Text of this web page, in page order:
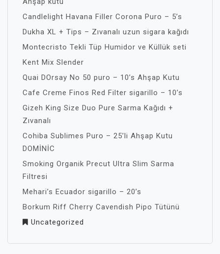
Candlelight Havana Filler Corona Puro – 5’s
Dukha XL + Tips – Zıvanalı uzun sigara kağıdı
Montecristo Tekli Tüp Humidor ve Küllük seti
Kent Mix Slender
Quai DOrsay No 50 puro – 10’s Ahşap Kutu
Cafe Creme Finos Red Filter sigarillo – 10’s
Gizeh King Size Duo Pure Sarma Kağıdı +
Zıvanalı
Cohiba Sublimes Puro – 25’li Ahşap Kutu
DOMİNİC
Smoking Organik Precut Ultra Slim Sarma
Filtresi
Mehari’s Ecuador sigarillo – 20’s
Borkum Riff Cherry Cavendish Pipo Tütünü
Uncategorized